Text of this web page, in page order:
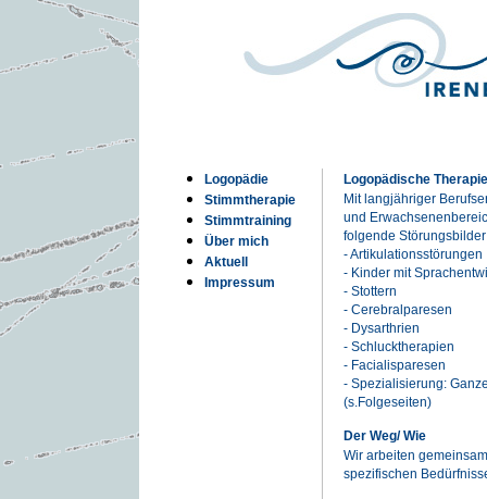
Logopädie
Stimmtherapie
Stimmtraining
Über mich
Aktuell
Impressum
Logopädische Therapie
Mit langjähriger
und
folgende
- Artikulationsstörungen
- Kinder mit
- Stottern
- Cerebralparesen
- Dysarthrien
- Schlucktherapien
- Facialisparesen
- Spezialisierung:
(s.Folgeseiten)
Der Weg/ Wie
Wir arbeiten
spezifischen